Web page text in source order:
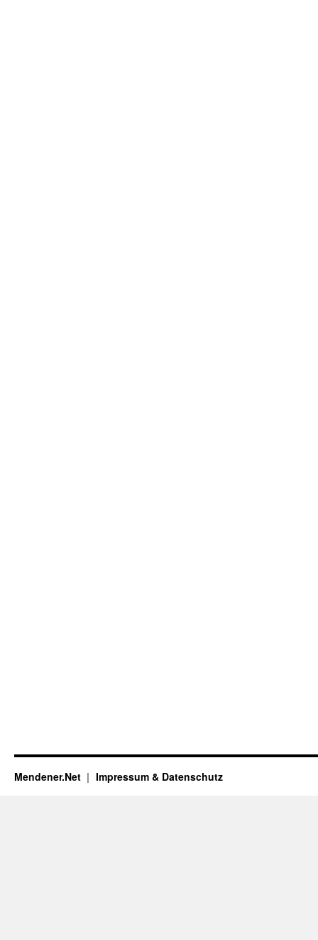
Mendener.Net Impressum & Datenschutz